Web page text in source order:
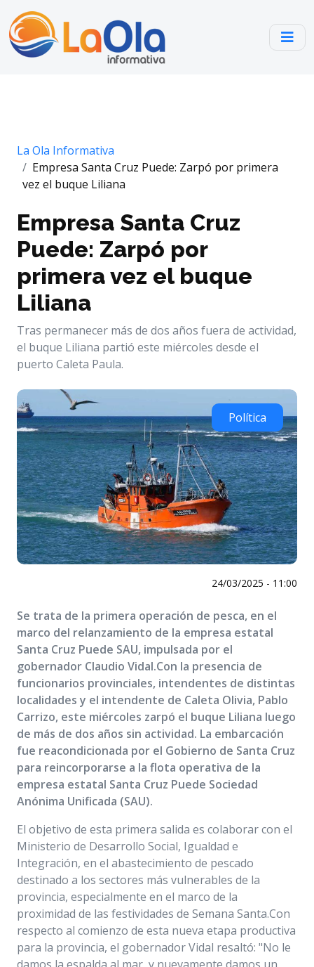
La Ola Informativa
Empresa Santa Cruz Puede: Zarpó por primera
vez el buque Liliana
Empresa Santa Cruz
Puede: Zarpó por
primera vez el buque
Liliana
Tras permanecer más de dos años fuera de actividad,
el buque Liliana partió este miércoles desde el
puerto Caleta Paula.
Política
24/03/2025 - 11:00
Se trata de la primera operación de pesca, en el
marco del relanzamiento de la empresa estatal
Santa Cruz Puede SAU, impulsada por el
gobernador Claudio Vidal.Con la presencia de
funcionarios provinciales, intendentes de distintas
localidades y el intendente de Caleta Olivia, Pablo
Carrizo, este miércoles zarpó el buque Liliana luego
de más de dos años sin actividad. La embarcación
fue reacondicionada por el Gobierno de Santa Cruz
para reincorporarse a la flota operativa de la
empresa estatal Santa Cruz Puede Sociedad
Anónima Unificada (SAU).
El objetivo de esta primera salida es colaborar con el
Ministerio de Desarrollo Social, Igualdad e
Integración, en el abastecimiento de pescado
destinado a los sectores más vulnerables de la
provincia, especialmente en el marco de la
proximidad de las festividades de Semana Santa.Con
respecto al comienzo de esta nueva etapa productiva
para la provincia, el gobernador Vidal resaltó: "No le
damos la espalda al mar, y nuevamente damos un